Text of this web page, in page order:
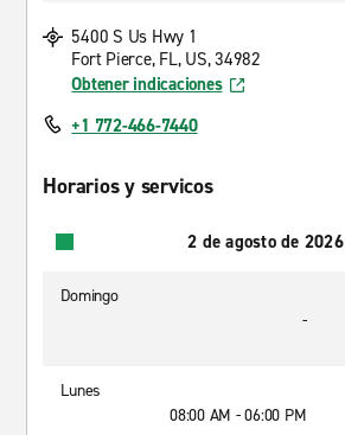
5400 S Us Hwy 1
Fort Pierce, FL, US, 34982
Obtener indicaciones
+1 772-466-7440
Horarios y servicos
2 de agosto de 2026
Domingo
-
Lunes
08:00 AM - 06:00 PM